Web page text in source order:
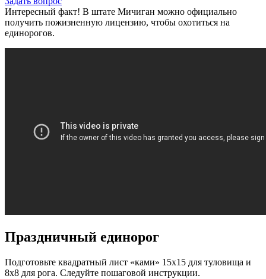
Интересный факт! В штате Мичиган можно официально
получить пожизненную лицензию, чтобы охотиться на
единорогов.
Праздничный единорог
Подготовьте квадратный лист «ками» 15х15 для туловища и
8х8 для рога. Следуйте пошаговой инструкции.